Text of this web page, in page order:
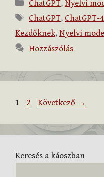
ChatGPT, Nyelvi
Címkék
ChatGPT, ChatGPT-
Kezdőknek, Nyelvi
Hozzászólás
Oldal
1 Oldal
2 Következő →
Keresés a káoszban